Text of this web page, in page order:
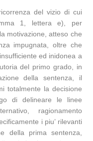
del vizio di cui
1, lettera e), per
motivazione, atteso che
impugnata, oltre che
ed inidonea a
del primo grado, in
della sentenza, il
totalmente la decisione
di delineare le linee
ragionamento
i piu’ rilevanti
della prima sentenza,